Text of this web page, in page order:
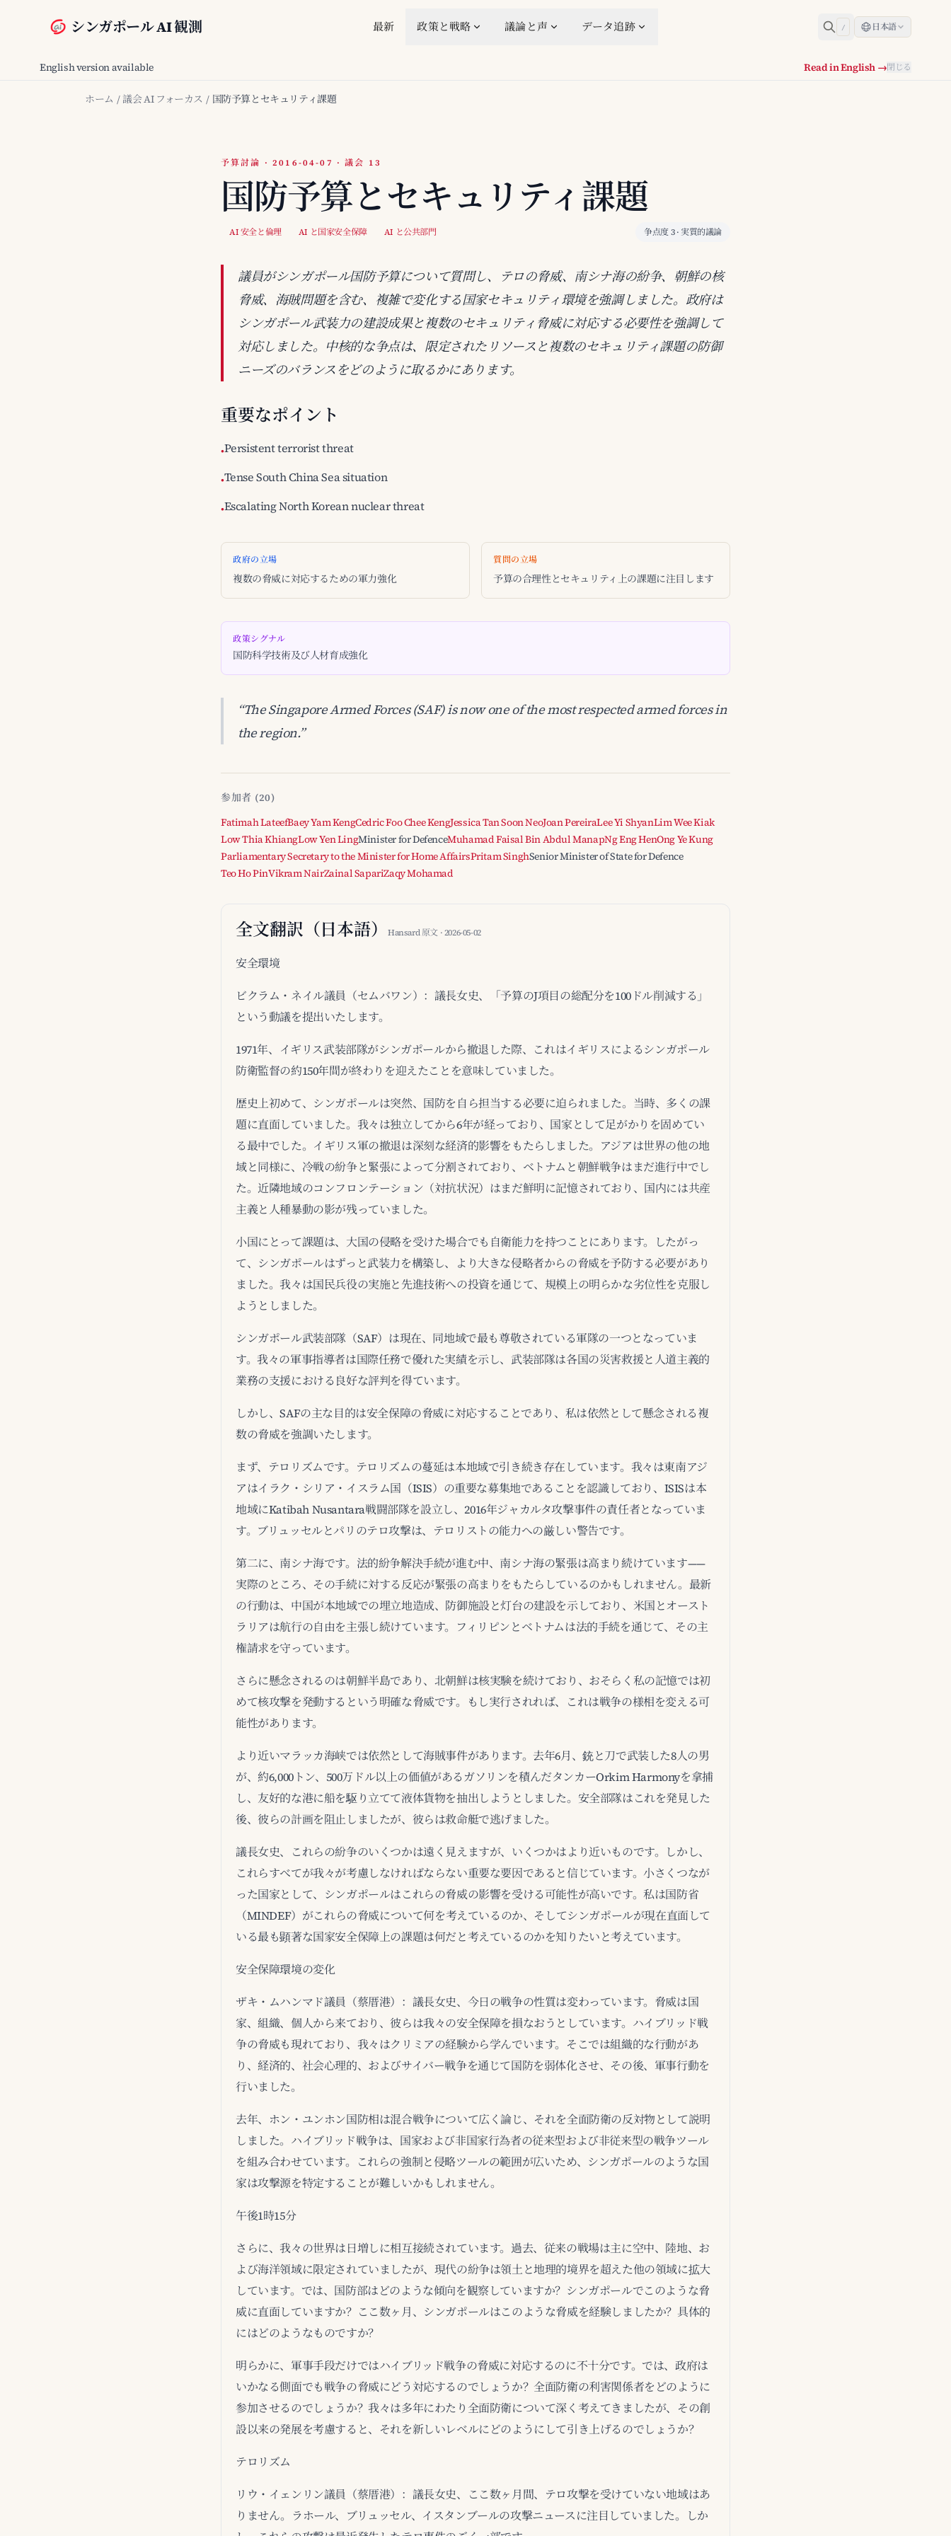
シンガポール AI 観測 最新 政策と戦略 議論と声 データ追跡 / 日本語
English version available Read in English →閉じる
ホーム / 議会 AI フォーカス / 国防予算とセキュリティ課題
予算討論 · 2016-04-07 · 議会 13
国防予算とセキュリティ課題
AI 安全と倫理 AI と国家安全保障 AI と公共部門 争点度 3 · 実質的議論
議員がシンガポール国防予算について質問し、テロの脅威、南シナ海の紛争、朝鮮の核
脅威、海賊問題を含む、複雑で変化する国家セキュリティ環境を強調しました。政府は
シンガポール武装力の建設成果と複数のセキュリティ脅威に対応する必要性を強調して
対応しました。中核的な争点は、限定されたリソースと複数のセキュリティ課題の防御
ニーズのバランスをどのように取るかにあります。
重要なポイント
•Persistent terrorist threat
•Tense South China Sea situation
•Escalating North Korean nuclear threat
政府の立場
複数の脅威に対応するための軍力強化
質問の立場
予算の合理性とセキュリティ上の課題に注目します
政策シグナル
国防科学技術及び人材育成強化
“The Singapore Armed Forces (SAF) is now one of the most respected armed forces in
the region.”
参加者 (20)
Fatimah LateefBaey Yam KengCedric Foo Chee KengJessica Tan Soon NeoJoan PereiraLee Yi ShyanLim Wee Kiak
Low Thia KhiangLow Yen LingMinister for DefenceMuhamad Faisal Bin Abdul ManapNg Eng HenOng Ye Kung
Parliamentary Secretary to the Minister for Home AffairsPritam SinghSenior Minister of State for Defence
Teo Ho PinVikram NairZainal SapariZaqy Mohamad
全文翻訳（日本語） Hansard 原文 · 2026-05-02
安全環境
ビクラム・ネイル議員（セムバワン）：議長女史、「予算のJ項目の総配分を100ドル削減する」
という動議を提出いたします。
1971年、イギリス武装部隊がシンガポールから撤退した際、これはイギリスによるシンガポール
防衛監督の約150年間が終わりを迎えたことを意味していました。
歴史上初めて、シンガポールは突然、国防を自ら担当する必要に迫られました。当時、多くの課
題に直面していました。我々は独立してから6年が経っており、国家として足がかりを固めてい
る最中でした。イギリス軍の撤退は深刻な経済的影響をもたらしました。アジアは世界の他の地
域と同様に、冷戦の紛争と緊張によって分割されており、ベトナムと朝鮮戦争はまだ進行中でし
た。近隣地域のコンフロンテーション（対抗状況）はまだ鮮明に記憶されており、国内には共産
主義と人種暴動の影が残っていました。
小国にとって課題は、大国の侵略を受けた場合でも自衛能力を持つことにあります。したがっ
て、シンガポールはずっと武装力を構築し、より大きな侵略者からの脅威を予防する必要があり
ました。我々は国民兵役の実施と先進技術への投資を通じて、規模上の明らかな劣位性を克服し
ようとしました。
シンガポール武装部隊（SAF）は現在、同地域で最も尊敬されている軍隊の一つとなっていま
す。我々の軍事指導者は国際任務で優れた実績を示し、武装部隊は各国の災害救援と人道主義的
業務の支援における良好な評判を得ています。
しかし、SAFの主な目的は安全保障の脅威に対応することであり、私は依然として懸念される複
数の脅威を強調いたします。
まず、テロリズムです。テロリズムの蔓延は本地域で引き続き存在しています。我々は東南アジ
アはイラク・シリア・イスラム国（ISIS）の重要な募集地であることを認識しており、ISISは本
地域にKatibah Nusantara戦闘部隊を設立し、2016年ジャカルタ攻撃事件の責任者となっていま
す。ブリュッセルとパリのテロ攻撃は、テロリストの能力への厳しい警告です。
第二に、南シナ海です。法的紛争解決手続が進む中、南シナ海の緊張は高まり続けています——
実際のところ、その手続に対する反応が緊張の高まりをもたらしているのかもしれません。最新
の行動は、中国が本地域での埋立地造成、防御施設と灯台の建設を示しており、米国とオースト
ラリアは航行の自由を主張し続けています。フィリピンとベトナムは法的手続を通じて、その主
権請求を守っています。
さらに懸念されるのは朝鮮半島であり、北朝鮮は核実験を続けており、おそらく私の記憶では初
めて核攻撃を発動するという明確な脅威です。もし実行されれば、これは戦争の様相を変える可
能性があります。
より近いマラッカ海峡では依然として海賊事件があります。去年6月、銃と刀で武装した8人の男
が、約6,000トン、500万ドル以上の価値があるガソリンを積んだタンカーOrkim Harmonyを拿捕
し、友好的な港に船を駆り立てて液体貨物を抽出しようとしました。安全部隊はこれを発見した
後、彼らの計画を阻止しましたが、彼らは救命艇で逃げました。
議長女史、これらの紛争のいくつかは遠く見えますが、いくつかはより近いものです。しかし、
これらすべてが我々が考慮しなければならない重要な要因であると信じています。小さくつなが
った国家として、シンガポールはこれらの脅威の影響を受ける可能性が高いです。私は国防省
（MINDEF）がこれらの脅威について何を考えているのか、そしてシンガポールが現在直面して
いる最も顕著な国家安全保障上の課題は何だと考えているのかを知りたいと考えています。
安全保障環境の変化
ザキ・ムハンマド議員（蔡厝港）：議長女史、今日の戦争の性質は変わっています。脅威は国
家、組織、個人から来ており、彼らは我々の安全保障を損なおうとしています。ハイブリッド戦
争の脅威も現れており、我々はクリミアの経験から学んでいます。そこでは組織的な行動があ
り、経済的、社会心理的、およびサイバー戦争を通じて国防を弱体化させ、その後、軍事行動を
行いました。
去年、ホン・ユンホン国防相は混合戦争について広く論じ、それを全面防衛の反対物として説明
しました。ハイブリッド戦争は、国家および非国家行為者の従来型および非従来型の戦争ツール
を組み合わせています。これらの強制と侵略ツールの範囲が広いため、シンガポールのような国
家は攻撃源を特定することが難しいかもしれません。
午後1時15分
さらに、我々の世界は日増しに相互接続されています。過去、従来の戦場は主に空中、陸地、お
よび海洋領域に限定されていましたが、現代の紛争は領土と地理的境界を超えた他の領域に拡大
しています。では、国防部はどのような傾向を観察していますか？シンガポールでこのような脅
威に直面していますか？ここ数ヶ月、シンガポールはこのような脅威を経験しましたか？具体的
にはどのようなものですか？
明らかに、軍事手段だけではハイブリッド戦争の脅威に対応するのに不十分です。では、政府は
いかなる側面でも戦争の脅威にどう対応するのでしょうか？全面防衛の利害関係者をどのように
参加させるのでしょうか？我々は多年にわたり全面防衛について深く考えてきましたが、その創
設以来の発展を考慮すると、それを新しいレベルにどのようにして引き上げるのでしょうか？
テロリズム
リウ・イェンリン議員（蔡厝港）：議長女史、ここ数ヶ月間、テロ攻撃を受けていない地域はあ
りません。ラホール、ブリュッセル、イスタンブールの攻撃ニュースに注目していました。しか